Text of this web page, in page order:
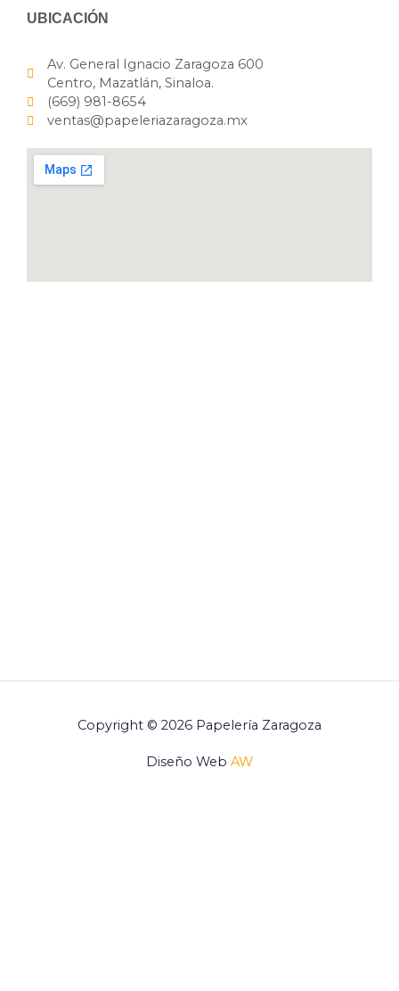
UBICACIÓN
Av. General Ignacio Zaragoza 600
Centro, Mazatlán, Sinaloa.
(669) 981-8654
ventas@papeleriazaragoza.mx
Copyright © 2026 Papelería Zaragoza
Diseño Web AW